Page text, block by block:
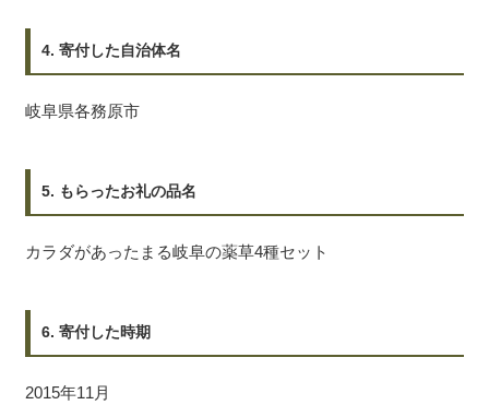
4. 寄付した自治体名
岐阜県各務原市
5. もらったお礼の品名
カラダがあったまる岐阜の薬草4種セット
6. 寄付した時期
2015年11月